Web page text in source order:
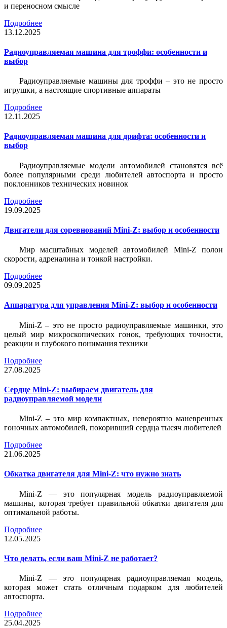
и переносном смысле
Подробнее
13.12.2025
Радиоуправляемая машина для троффи: особенности и
выбор
Радиоуправляемые машины для троффи – это не просто
игрушки, а настоящие спортивные аппараты
Подробнее
12.11.2025
Радиоуправляемая машина для дрифта: особенности и
выбор
Радиоуправляемые модели автомобилей становятся всё
более популярными среди любителей автоспорта и просто
поклонников технических новинок
Подробнее
19.09.2025
Двигатели для соревнований Mini-Z: выбор и особенности
Мир масштабных моделей автомобилей Mini-Z полон
скорости, адреналина и тонкой настройки.
Подробнее
09.09.2025
Аппаратура для управления Mini-Z: выбор и особенности
Mini-Z – это не просто радиоуправляемые машинки, это
целый мир микроскопических гонок, требующих точности,
реакции и глубокого понимания техники
Подробнее
27.08.2025
Сердце Mini-Z: выбираем двигатель для
радиоуправляемой модели
Mini-Z – это мир компактных, невероятно маневренных
гоночных автомобилей, покоривший сердца тысяч любителей
Подробнее
21.06.2025
Обкатка двигателя для Mini-Z: что нужно знать
Mini-Z — это популярная модель радиоуправляемой
машины, которая требует правильной обкатки двигателя для
оптимальной работы.
Подробнее
12.05.2025
Что делать, если ваш Mini-Z не работает?
Mini-Z — это популярная радиоуправляемая модель,
которая может стать отличным подарком для любителей
автоспорта.
Подробнее
25.04.2025